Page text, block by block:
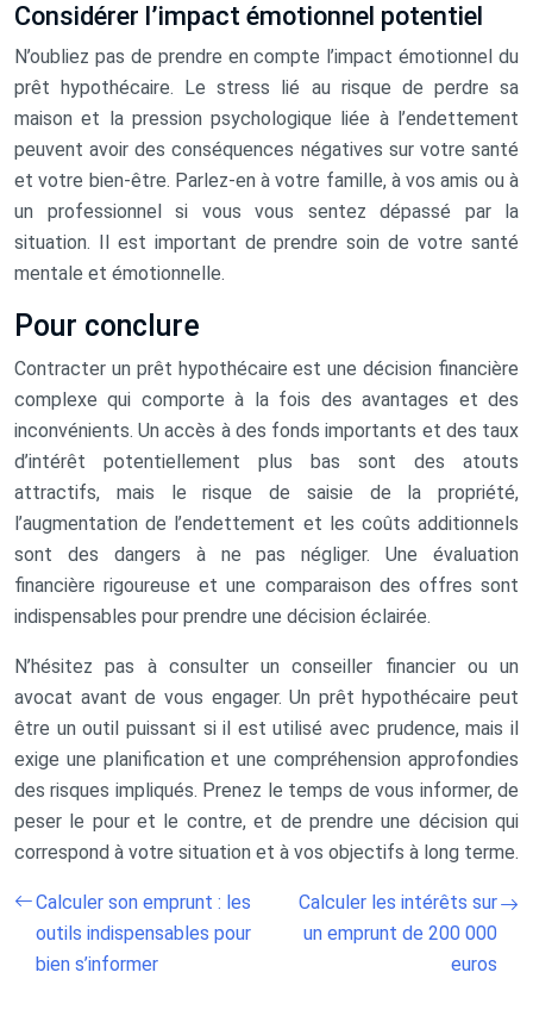
Considérer l’impact émotionnel potentiel
N’oubliez pas de prendre en compte l’impact émotionnel du
prêt hypothécaire. Le stress lié au risque de perdre sa
maison et la pression psychologique liée à l’endettement
peuvent avoir des conséquences négatives sur votre santé
et votre bien-être. Parlez-en à votre famille, à vos amis ou à
un professionnel si vous vous sentez dépassé par la
situation. Il est important de prendre soin de votre santé
mentale et émotionnelle.
Pour conclure
Contracter un prêt hypothécaire est une décision financière
complexe qui comporte à la fois des avantages et des
inconvénients. Un accès à des fonds importants et des taux
d’intérêt potentiellement plus bas sont des atouts
attractifs, mais le risque de saisie de la propriété,
l’augmentation de l’endettement et les coûts additionnels
sont des dangers à ne pas négliger. Une évaluation
financière rigoureuse et une comparaison des offres sont
indispensables pour prendre une décision éclairée.
N’hésitez pas à consulter un conseiller financier ou un
avocat avant de vous engager. Un prêt hypothécaire peut
être un outil puissant si il est utilisé avec prudence, mais il
exige une planification et une compréhension approfondies
des risques impliqués. Prenez le temps de vous informer, de
peser le pour et le contre, et de prendre une décision qui
correspond à votre situation et à vos objectifs à long terme.
Calculer son emprunt : les
outils indispensables pour
bien s’informer
Calculer les intérêts sur
un emprunt de 200 000
euros